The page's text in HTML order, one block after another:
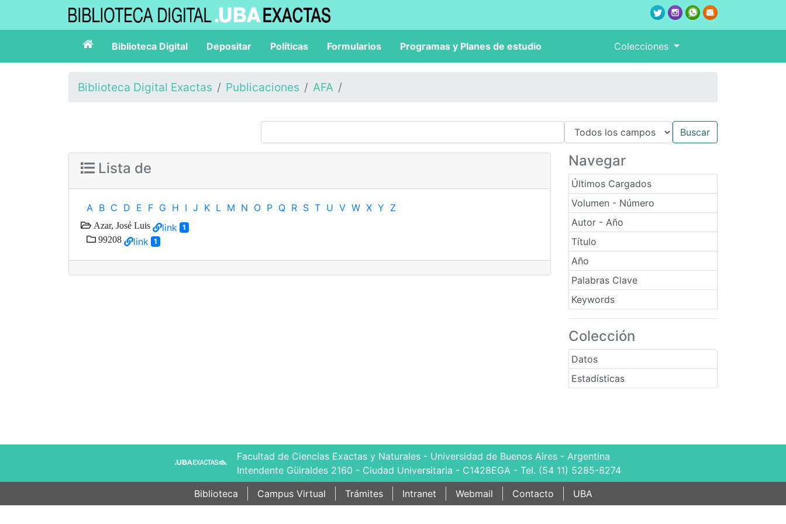
Biblioteca Digital Depositar Políticas Formularios Programas y Planes de estudio Colecciones
Biblioteca Digital Exactas Publicaciones AFA
Navegar
Últimos Cargados
Volumen - Número
Autor - Año
Título
Año
Palabras Clave
Keywords
Colección
Datos
Estadísticas
Lista de
A B C D E F G H I J K L M N O P Q R S T U V W X Y Z
Azar, José Luis link 1
99208 link 1
Facultad de Ciencias Exactas y Naturales - Universidad de Buenos Aires - Argentina
Intendente Güiraldes 2160 - Ciudad Universitaria - C1428EGA - Tel. (54 11) 5285-8274
Biblioteca
Campus Virtual Trámites Intranet Webmail Contacto UBA